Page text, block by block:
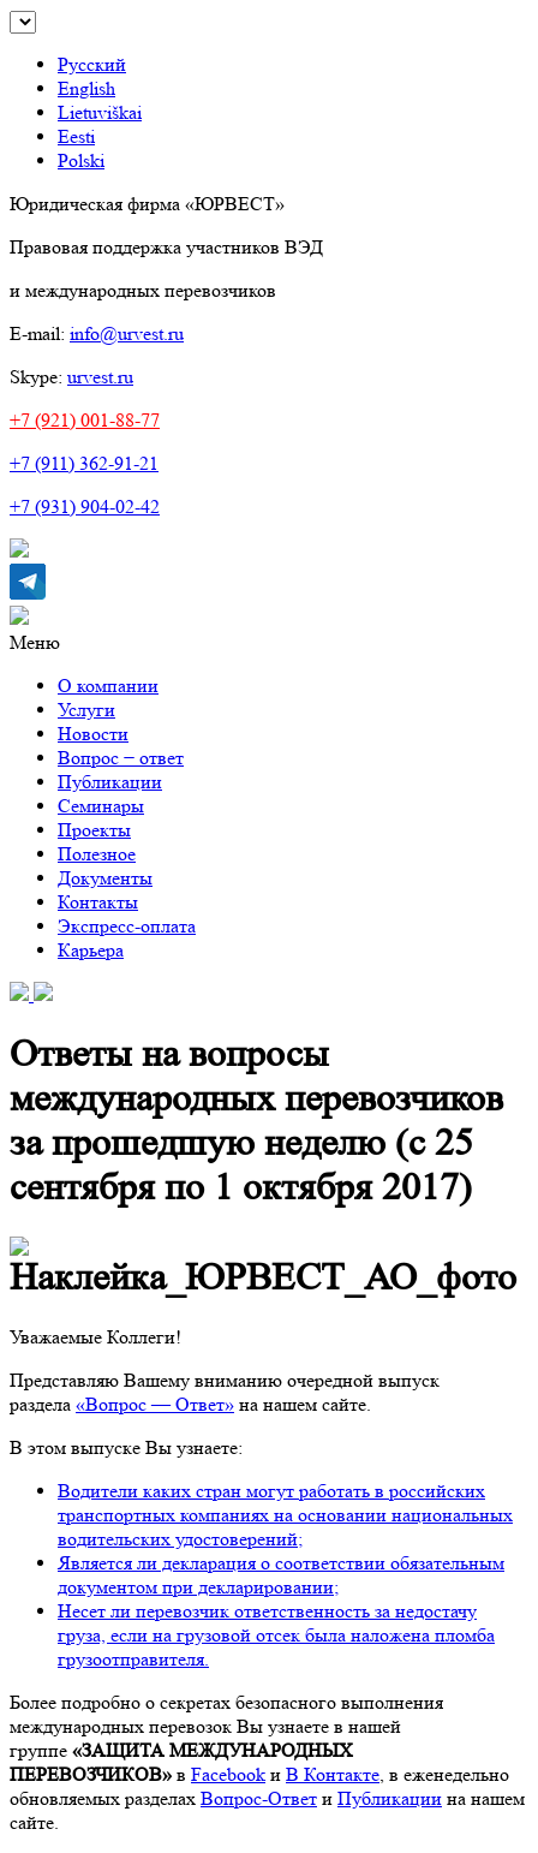
Русский
English
Lietuviškai
Eesti
Polski
Юридическая фирма «ЮРВЕСТ»
Правовая поддержка участников ВЭД
и международных перевозчиков
E-mail: info@urvest.ru
Skype: urvest.ru
+7 (921) 001-88-77
+7 (911) 362-91-21
+7 (931) 904-02-42
Меню
О компании
Услуги
Новости
Вопрос − ответ
Публикации
Семинары
Проекты
Полезное
Документы
Контакты
Экспресс-оплата
Карьера
Ответы на вопросы
международных перевозчиков
за прошедшую неделю (с 25
сентября по 1 октября 2017)
Уважаемые Коллеги!
Представляю Вашему вниманию очередной выпуск
раздела «Вопрос — Ответ» на нашем сайте.
В этом выпуске Вы узнаете:
Водители каких стран могут работать в российских
транспортных компаниях на основании национальных
водительских удостоверений;
Является ли декларация о соответствии обязательным
документом при декларировании;
Несет ли перевозчик ответственность за недостачу
груза, если на грузовой отсек была наложена пломба
грузоотправителя.
Более подробно о секретах безопасного выполнения
международных перевозок Вы узнаете в нашей
группе «ЗАЩИТА МЕЖДУНАРОДНЫХ
ПЕРЕВОЗЧИКОВ» в Facebook и В Контакте, в еженедельно
обновляемых разделах Вопрос-Ответ и Публикации на нашем
сайте.